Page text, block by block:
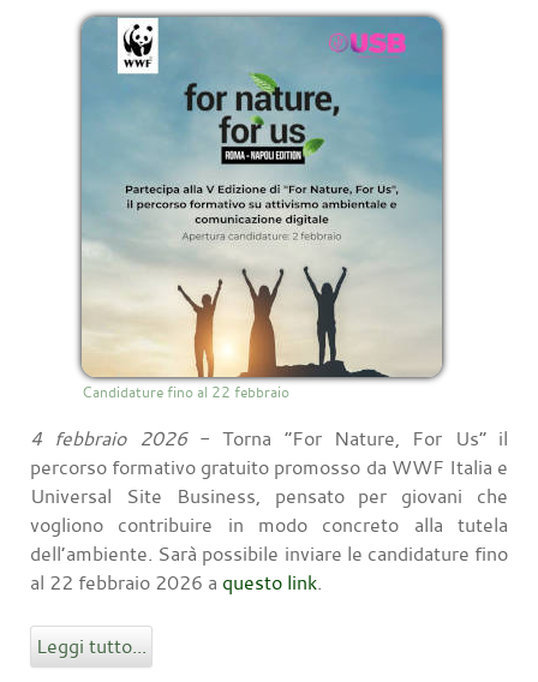
Candidature fino al 22 febbraio
4 febbraio 2026- Torna “For Nature, For Us” il
percorso formativo gratuito promosso da WWF Italia e
Universal Site Business, pensato per giovani che
vogliono contribuire in modo concreto alla tutela
dell’ambiente. Sarà possibile inviare le candidature fino
al 22 febbraio 2026 a questo link.
Leggi tutto...